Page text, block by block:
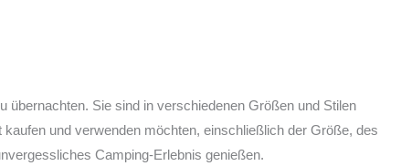
übernachten. Sie sind in verschiedenen Größen und Stilen
und verwenden möchten, einschließlich der Größe, des
Camping-Erlebnis genießen.